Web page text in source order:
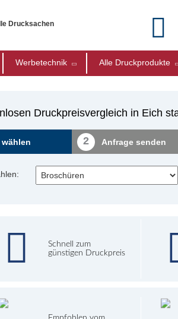
Drucksachen
Werbetechnik Alle Druckprodukte
Druckpreisvergleich in Eich
2 Anfrage senden
Schnell zum
günstigen Druckpreis
Empfohlen vom